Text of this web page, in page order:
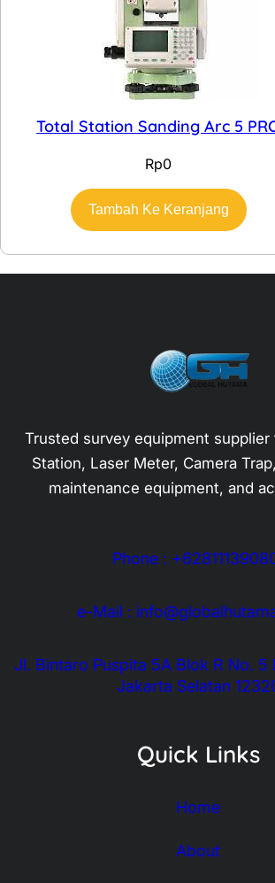
Total Station Sanding Arc 5
Rp0
Tambah Ke Keranjang
Trusted survey equipment supplier
Station, Laser Meter, Camera
maintenance equipment, and
Phone :
e-Mail :
Jl. Bintaro Puspita 5A Blok R No. 5
Jakarta Selatan
Quick Links
Home
About